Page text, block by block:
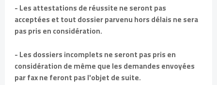
- Les attestations de réussite ne seront pas
acceptées et tout dossier parvenu hors délais ne sera
pas pris en considération.
- Les dossiers incomplets ne seront pas pris en
considération de même que les demandes envoyées
par fax ne feront pas l'objet de suite.